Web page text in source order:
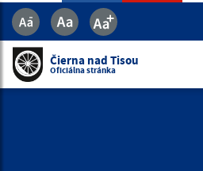
Čierna nad Tisou
Oficiálna stránka
Čierna nad Tisou
Oficiálna stránka